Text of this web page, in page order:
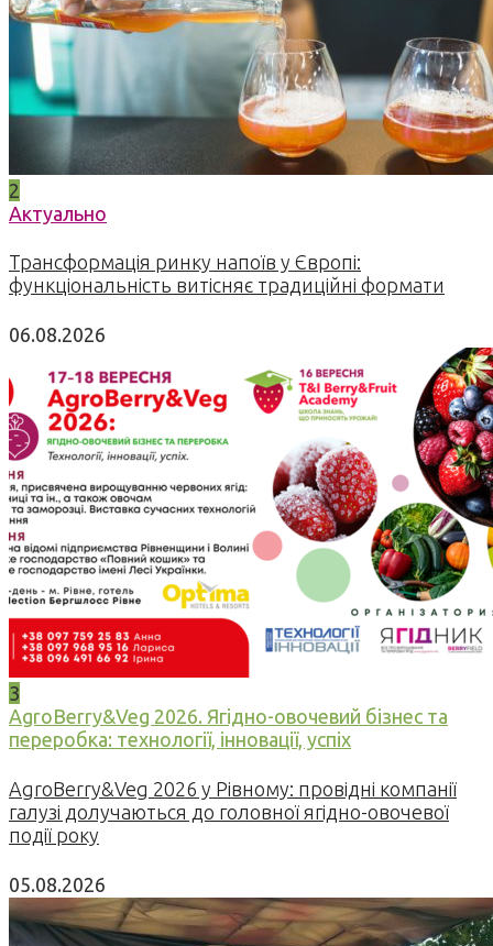
2
Актуально
Трансформація ринку напоїв у Європі:
функціональність витісняє традиційні формати
06.08.2026
3
AgroBerry&Veg 2026. Ягідно-овочевий бізнес та
переробка: технології, інновації, успіх
AgroBerry&Veg 2026 у Рівному: провідні компанії
галузі долучаються до головної ягідно-овочевої
події року
05.08.2026